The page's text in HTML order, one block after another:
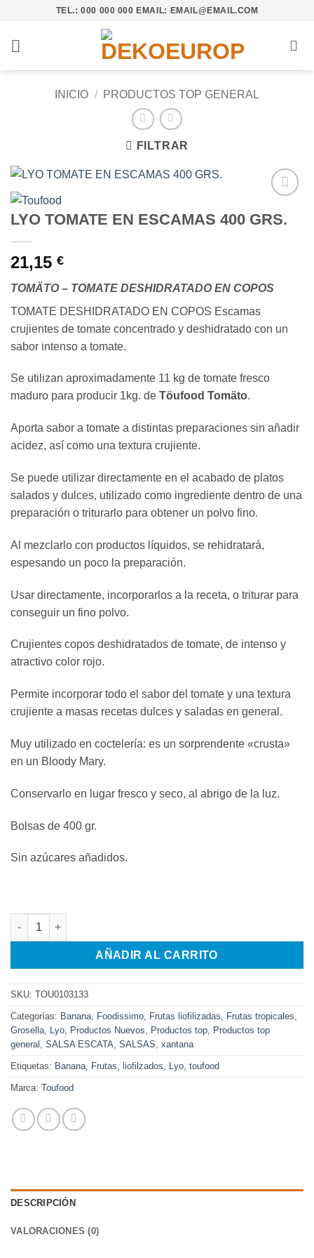
contenido
TEL.: 000 000 000 EMAIL: EMAIL@EMAIL.COM
INICIO / PRODUCTOS TOP GENERAL
FILTRAR
a la
LYO TOMATE EN ESCAMAS 400 GRS.
21,15 €
TOMÄTO – TOMATE DESHIDRATADO EN COPOS
TOMATE DESHIDRATADO EN COPOS Escamas
crujientes de tomate concentrado y deshidratado con un
sabor intenso a tomate.
Se utilizan aproximadamente 11 kg de tomate fresco
maduro para producir 1kg. de Töufood Tomäto.
Aporta sabor a tomate a distintas preparaciones sin añadir
acidez, así como una textura crujiente.
Se puede utilizar directamente en el acabado de platos
salados y dulces, utilizado como ingrediente dentro de una
preparación o triturarlo para obtener un polvo fino.
Al mezclarlo con productos líquidos, se rehidratará,
espesando un poco la preparación.
Usar directamente, incorporarlos a la receta, o triturar para
conseguir un fino polvo.
Crujientes copos deshidratados de tomate, de intenso y
atractivo color rojo.
Permite incorporar todo el sabor del tomate y una textura
crujiente a masas recetas dulces y saladas en general.
Muy utilizado en coctelería: es un sorprendente «crusta»
en un Bloody Mary.
Conservarlo en lugar fresco y seco, al abrigo de la luz.
Bolsas de 400 gr.
Sin azúcares añadidos.
LYO TOMATE EN ESCAMAS 400 GRS. cantidad
AÑADIR AL CARRITO
SKU: TOU0103133
Categorías: Banana Foodissimo Frutas liofilizadas Frutas tropicales
Grosella
Lyo Productos Nuevos Productos top
Productos top
general
SALSA ESCATA SALSAS xantana
Etiquetas: Banana Frutas liofilzados Lyo toufood
Marca: Toufood
DESCRIPCIÓN
VALORACIONES (0)